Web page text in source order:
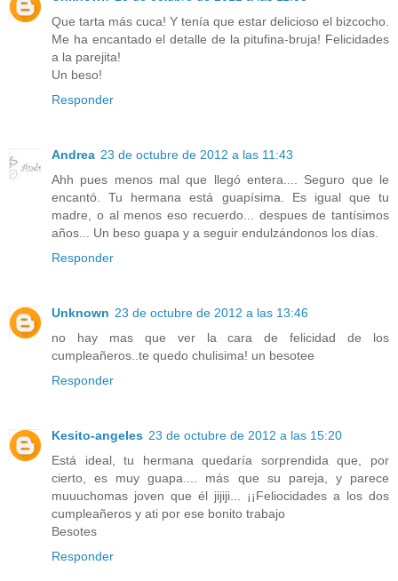
Que tarta más cuca! Y tenía que estar delicioso el bizcocho.
Me ha encantado el detalle de la pitufina-bruja! Felicidades
a la parejita!
Un beso!
Responder
Andrea 23 de octubre de 2012 a las 11:43
Ahh pues menos mal que llegó entera.... Seguro que le
encantó. Tu hermana está guapísima. Es igual que tu
madre, o al menos eso recuerdo... despues de tantísimos
años... Un beso guapa y a seguir endulzándonos los días.
Responder
Unknown 23 de octubre de 2012 a las 13:46
no hay mas que ver la cara de felicidad de los
cumpleañeros..te quedo chulisima! un besotee
Responder
Kesito-angeles 23 de octubre de 2012 a las 15:20
Está ideal, tu hermana quedaría sorprendida que, por
cierto, es muy guapa.... más que su pareja, y parece
muuuchomas joven que él jijiji... ¡¡Feliocidades a los dos
cumpleañeros y ati por ese bonito trabajo
Besotes
Responder